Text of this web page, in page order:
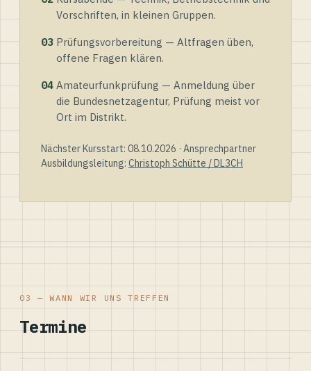
Vorschriften, in kleinen Gruppen.
03 Prüfungsvorbereitung — Altfragen üben,
offene Fragen klären.
04 Amateurfunkprüfung — Anmeldung über
die Bundesnetzagentur, Prüfung meist vor
Ort im Distrikt.
Nächster Kursstart: 08.10.2026 · Ansprechpartner
Ausbildungsleitung: Christoph Schütte / DL3CH
03 — WANN WIR UNS TREFFEN
Termine